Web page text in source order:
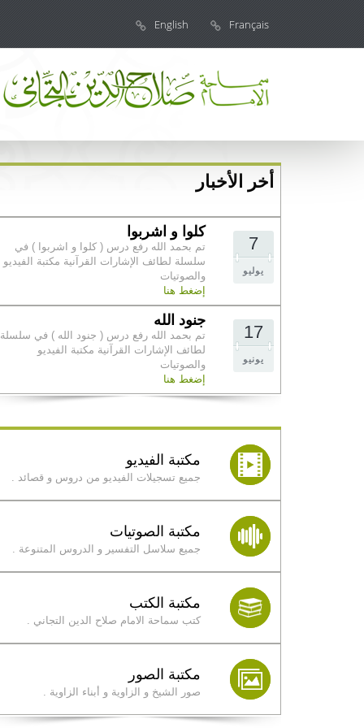
Français
English
أخر الأخبار
7
يوليو
كلوا و اشربوا
تم بحمد الله رفع درس ( كلوا و اشربوا ) في
سلسلة لطائف الإشارات القرآنية مكتبة الفيديو
والصوتيات
إضغط هنا
17
يونيو
جنود الله
تم بحمد الله رفع درس ( جنود الله ) في سلسلة
لطائف الإشارات القرآنية مكتبة الفيديو
والصوتيات
إضغط هنا
مكتبة الفيديو
جميع تسجيلات الفيديو من دروس و قصائد .
مكتبة الصوتيات
جميع سلاسل التفسير و الدروس المتنوعة .
مكتبة الكتب
كتب سماحة الامام صلاح الدين التجاني .
مكتبة الصور
صور الشيخ و الزاوية و أبناء الزاوية .